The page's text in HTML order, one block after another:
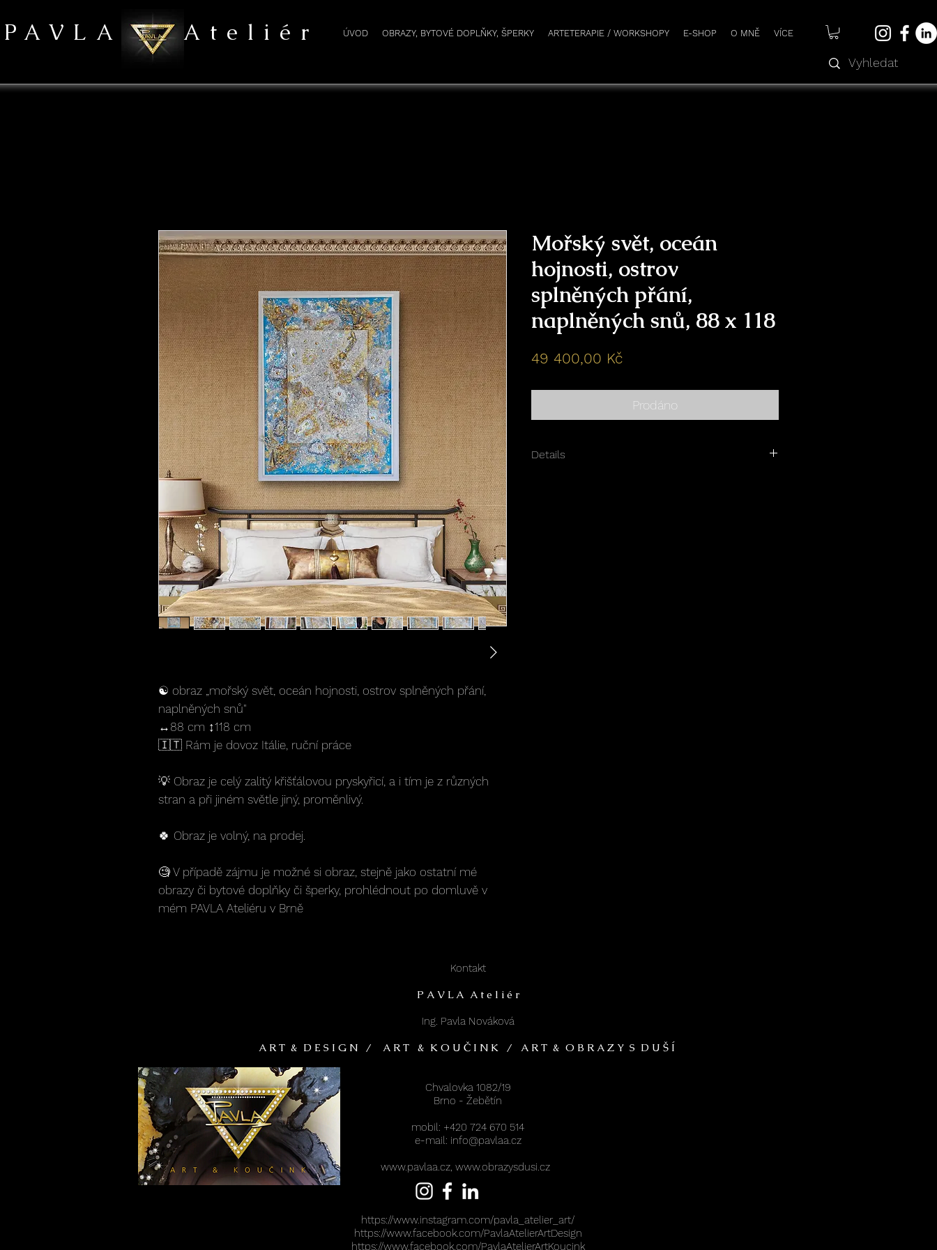
PAVLA Ateliér ÚVOD OBRAZY, BYTOVÉ DOPLŇKY, ŠPERKY ARTETERAPIE / WORKSHOPY E-SHOP O MNĚ VÍCE
☯️ obraz „mořský svět, oceán hojnosti, ostrov splněných přání,
naplněných snů"
↔️88 cm ↕️118 cm
🇮🇹 Rám je dovoz Itálie, ruční práce
💡 Obraz je celý zalitý křišťálovou pryskyřicí, a i tím je z různých
stran a při jiném světle jiný, proměnlivý.
🍀 Obraz je volný, na prodej.
🧐 V případě zájmu je možné si obraz, stejně jako ostatní mé
obrazy či bytové doplňky či šperky, prohlédnout po domluvě v
mém PAVLA Ateliéru v Brně
Mořský svět, oceán
hojnosti, ostrov
splněných přání,
naplněných snů, 88 x 118
49 400,00 KčCena
Prodáno
Details
Kontakt
P A V L A A t e l i é r
Ing. Pavla Nováková
A R T & D E S I G N / A R T & K O U Č I N K / A R T & O B R A Z Y S D U Š Í
Chvalovka 1082/19
Brno - Žebětín
mobil: +420 724 670 514
e-mail: info@pavlaa.cz
www.pavlaa.cz, www.obrazysdusi.cz
https://www.instagram.com/pavla_atelier_art/
https://www.facebook.com/PavlaAtelierArtDesign
https://www.facebook.com/PavlaAtelierArtKoucink